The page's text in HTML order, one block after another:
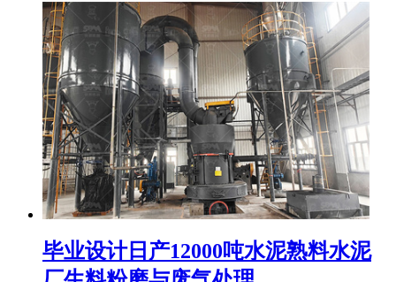
毕业设计日产12000吨水泥熟料水泥